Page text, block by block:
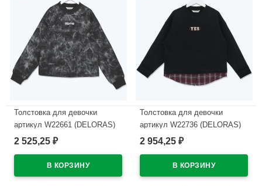
Толстовка для девочки
артикул W22661 (DELORAS)
размер цвет черный
2 525,25 ₽
Толстовка для девочки
артикул W22736 (DELORAS)
размер цвет черный
2 954,25 ₽